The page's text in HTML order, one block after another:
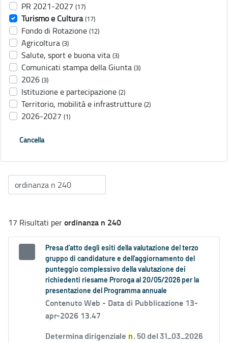
PR 2021-2027 (17)
Turismo e Cultura (17)
Fondo di Rotazione (12)
Agricoltura (3)
Salute, sport e buona vita (3)
Comunicati stampa della Giunta (3)
2026 (3)
Istituzione e partecipazione (2)
Territorio, mobilità e infrastrutture (2)
2026-2027 (1)
Cancella
17 Risultati perordinanza n 240
Presa d'atto degli esiti della valutazione del terzo
gruppo di candidature e dell'aggiornamento del
punteggio complessivo della valutazione dei
richiedenti riesame Proroga al 20/05/2026 per la
presentazione del Programma annuale
Contenuto Web - Data di Pubblicazione 13-
apr-2026 13.47
Determina dirigenziale n. 50 del 31_03_2026